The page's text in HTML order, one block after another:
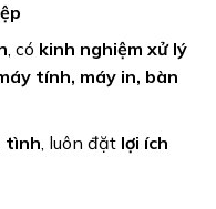
, có kinh nghiệm xử lý
tính, máy in, bàn
tình , luôn đặt lợi ích